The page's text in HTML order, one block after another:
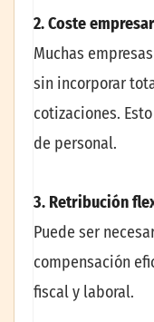
2. Coste
Muchas
sin incorporar
cotizaciones.
de personal.
3. Retribución
Puede ser
compensación
fiscal y laboral.